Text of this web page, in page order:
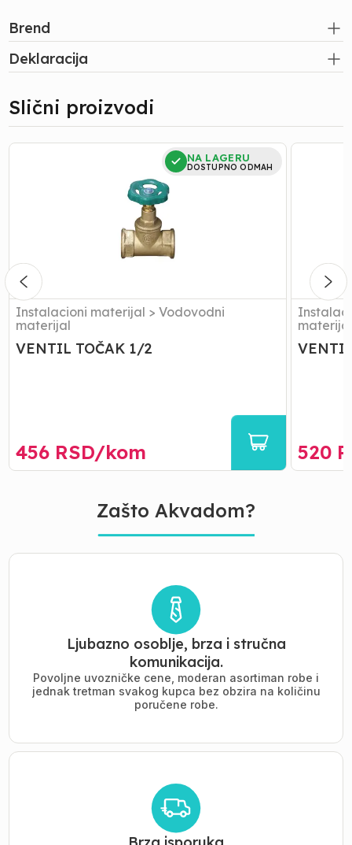
Brend
Deklaracija
Slični proizvodi
VENTIL
NA LAGERU
DOSTUPNO ODMAH
Instalacioni materijal > Vodovodni
materijal
VENTIL TOČAK 1/2
456 RSD/kom
VENTIL
520
Zašto Akvadom?
Ljubazno osoblje, brza i stručna
komunikacija.
Povoljne uvozničke cene, moderan asortiman robe i
jednak tretman svakog kupca bez obzira na količinu
poručene robe.